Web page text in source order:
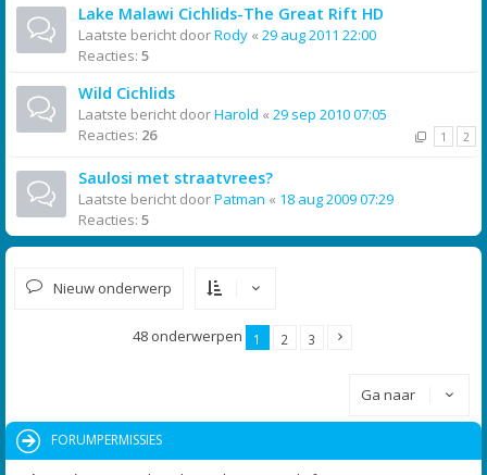
Lake Malawi Cichlids-The Great Rift HD
Laatste bericht doorRody « 29 aug 2011 22:00
Reacties: 5
Wild Cichlids
Laatste bericht doorHarold « 29 sep 2010 07:05
Reacties: 26 1 2
Saulosi met straatvrees?
Laatste bericht doorPatman « 18 aug 2009 07:29
Reacties: 5
Nieuw onderwerp
48 onderwerpen 1 2 3
Ga naar
FORUMPERMISSIES